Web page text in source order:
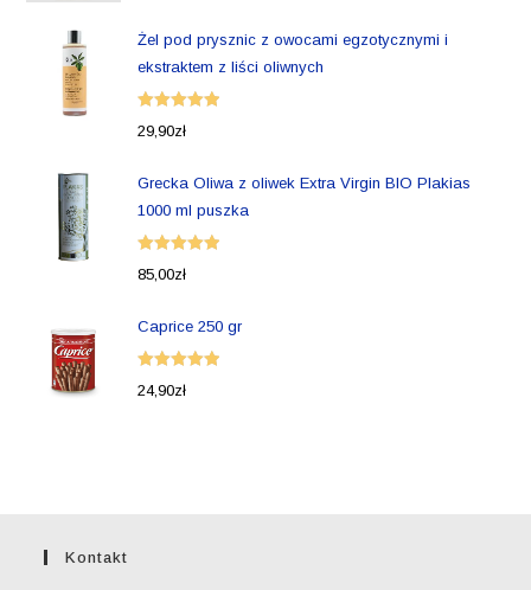
Żel pod prysznic z owocami egzotycznymi i
ekstraktem z liści oliwnych
Oceniono
29,90zł
Grecka Oliwa z oliwek Extra Virgin BIO Plakias
1000 ml puszka
Oceniono
85,00zł
Caprice 250 gr
Oceniono
24,90zł
Kontakt